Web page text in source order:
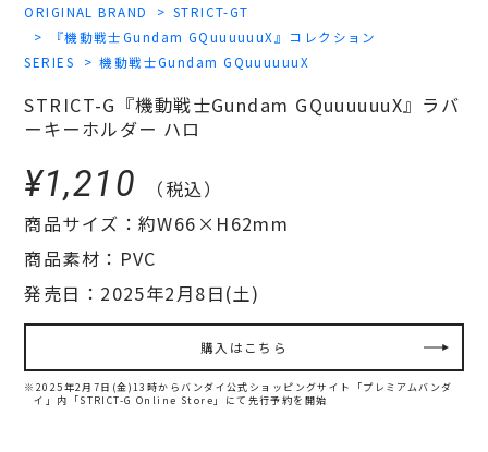
ORIGINAL BRAND
STRICT-GT
『機動戦士Gundam GQuuuuuuX』コレクション
SERIES
機動戦士Gundam GQuuuuuuX
STRICT-G『機動戦士Gundam GQuuuuuuX』ラバ
ーキーホルダー ハロ
¥1,210
（税込）
商品サイズ：約W66×H62mm
商品素材：PVC
発売日：2025年2月8日(土)
購入はこちら
※2025年2月7日(金)13時からバンダイ公式ショッピングサイト「プレミアムバンダ
イ」内
「STRICT-G Online Store」にて先行予約を開始